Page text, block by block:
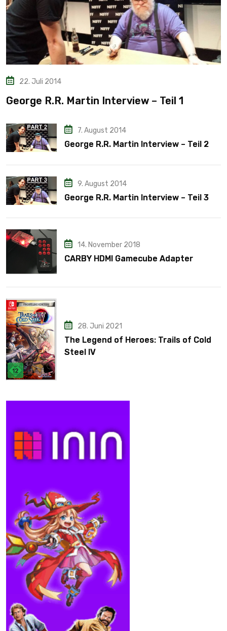
22. Juli 2014
George R.R. Martin Interview – Teil 1
7. August 2014
George R.R. Martin Interview – Teil 2
9. August 2014
George R.R. Martin Interview – Teil 3
14. November 2018
CARBY HDMI Gamecube Adapter
28. Juni 2021
The Legend of Heroes: Trails of Cold
Steel IV